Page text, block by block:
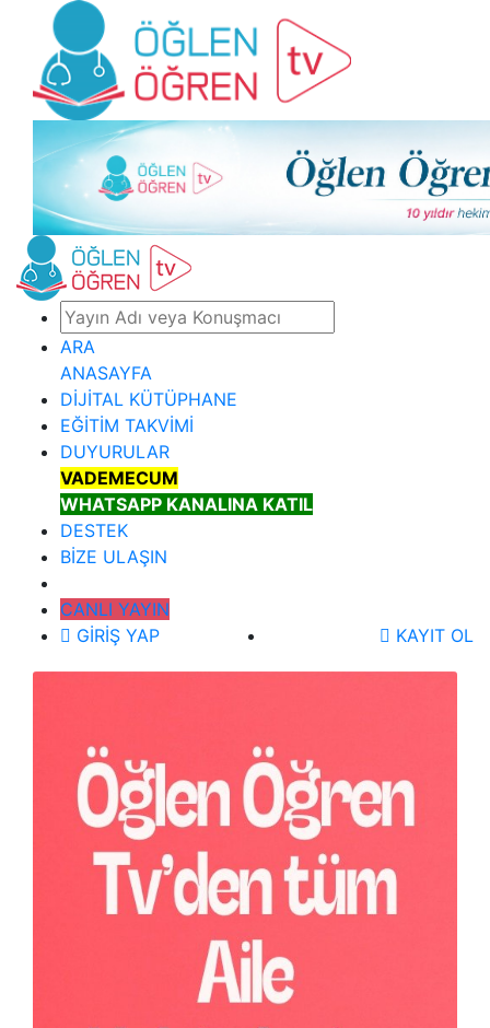
ARA
ANASAYFA
DİJİTAL KÜTÜPHANE
EĞİTİM TAKVİMİ
DUYURULAR
VADEMECUM
WHATSAPP KANALINA KATIL
DESTEK
BİZE ULAŞIN
CANLI YAYIN
GİRİŞ YAP
KAYIT OL